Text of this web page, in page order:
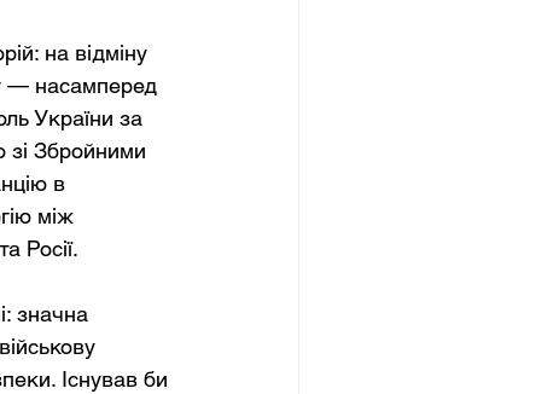
на відміну
— насамперед
України за
Збройними
в
між
Росії.
значна
Існував би